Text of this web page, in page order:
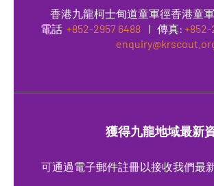
香港九龍柯士甸道童軍徑香港童
電話 +852-2957 6488 | 傳真: +852-
獲得九龍地域最新
可通過電子郵件註冊以接收我們最